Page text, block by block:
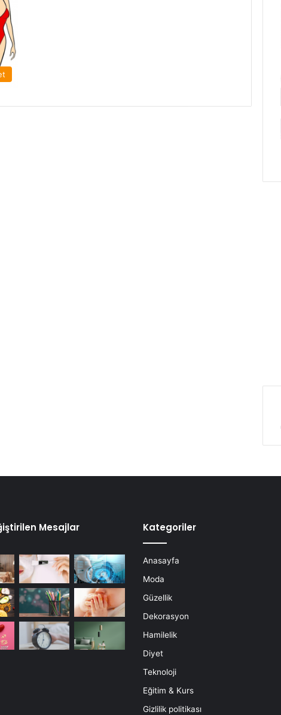
Mesajlar Kategoriler
Anasayfa
Moda
Güzellik
Dekorasyon
Hamilelik
Diyet
Teknoloji
Eğitim & Kurs
Gizlilik politikası